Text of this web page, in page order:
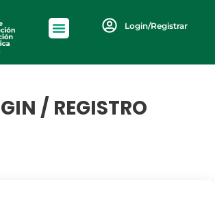
Login/Registrar
/ REGISTRO